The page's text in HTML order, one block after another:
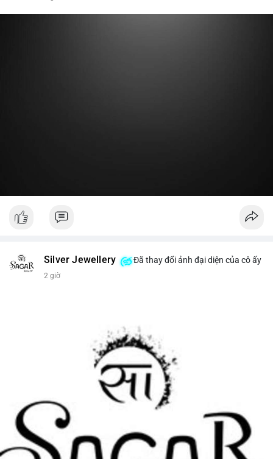
Silver Jewellery Đã thay đổi ảnh đại diện của cô ấy
2 giờ